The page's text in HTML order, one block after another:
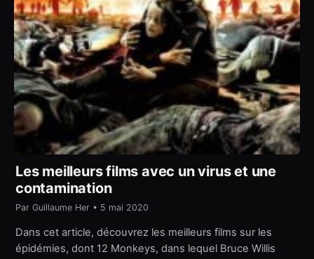
Les meilleurs films avec un virus et une
contamination
Par Guillaume Her • 5 mai 2020
Dans cet article, découvrez les meilleurs films sur les
épidémies, dont 12 Monkeys, dans lequel Bruce Willis